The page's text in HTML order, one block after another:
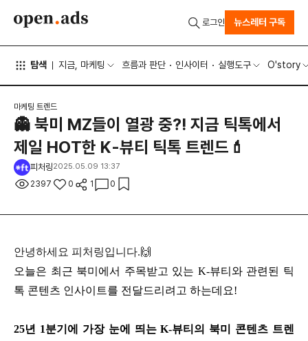
탐색 지금, 마케팅 흐름과 판단 인사이터 실행도구 O'story
로그인 뉴스레터 구독
마케팅 트렌드
👻 북미 MZ들이 열광 중?! 지금 틱톡에서
제일 HOT한 K-뷰티 틱톡 트렌드💄
피처링2025.05.09 13:37
2397 0 1 0
안녕하세요 피처링입니다.🙌
오늘은 최근 북미에서 주목받고 있는 K-뷰티와 관련된 틱
톡 콘텐츠 인사이트를 전달드리려고 하는데요!
25년 1분기에 가장 눈에 띄는 K-뷰티의 북미 콘텐츠 트렌